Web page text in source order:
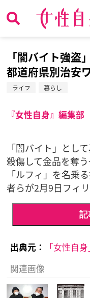
「闇バイト強
都道府県別治安
ライフ 暮らし
『女性自身』編集部
「闇バイト」とし
殺傷して金品を奪
「ルフィ」を名乗
者らが2月9日フィ
記
出典元：
「女性自
関連画像